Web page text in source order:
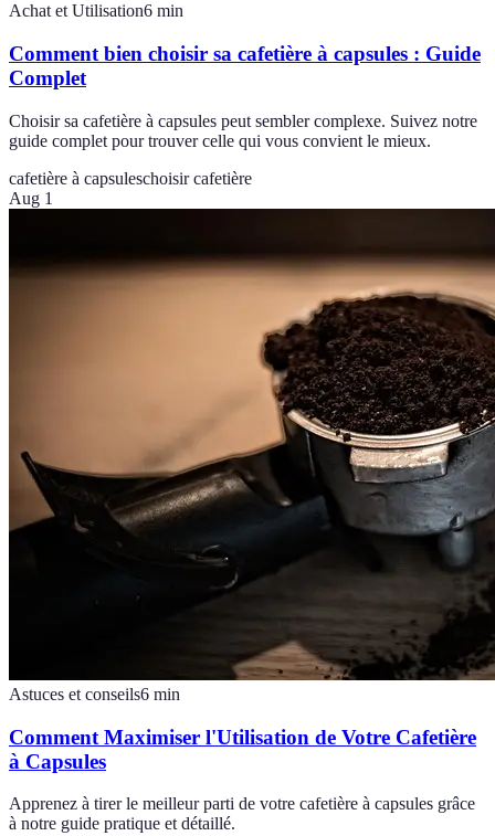
Achat et Utilisation6 min
Comment bien choisir sa cafetière à capsules : Guide
Complet
Choisir sa cafetière à capsules peut sembler complexe. Suivez notre
guide complet pour trouver celle qui vous convient le mieux.
cafetière à capsuleschoisir cafetière
Aug 1
Astuces et conseils6 min
Comment Maximiser l'Utilisation de Votre Cafetière
à Capsules
Apprenez à tirer le meilleur parti de votre cafetière à capsules grâce
à notre guide pratique et détaillé.